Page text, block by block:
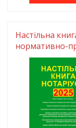
Настільна
нормативно-